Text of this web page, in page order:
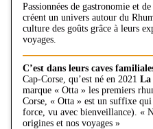
Passionnées de gastronomie et
créent un univers autour du
culture des goûts grâce à leurs
voyages.
C’est dans leurs caves
Cap-Corse, qu’est né en 2021 La
marque « Otta » les premiers
Corse, « Otta » est un suffixe
force, vu avec bienveillance). «
origines et nos voyages »